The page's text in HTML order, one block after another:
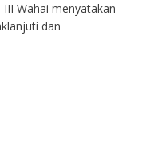
Wahai menyatakan
dan